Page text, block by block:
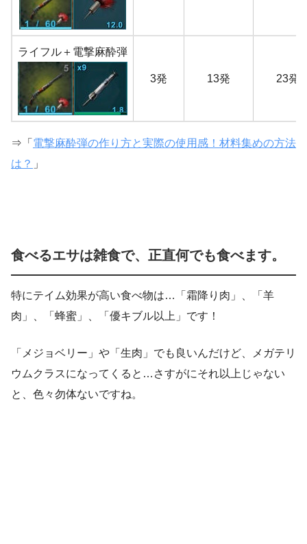
ライフル＋電撃麻酔弾
3発 13発 23発
⇒「 電撃麻酔弾の作り方と実際の使用感！材料集めの方法
は？ 」
食べるエサは雑食で、正直何でも食べます。
特にテイム効果が高い食べ物は…「霜降り肉」、「羊
肉」、「蜂蜜」、「優キブル以上」です！
「メジョベリー」や「生肉」でも良いんだけど、メガテリ
ウムクラスになってくると…さすがにそれ以上じゃない
と、色々勿体ないですね。